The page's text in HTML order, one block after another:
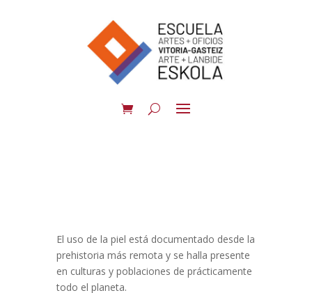
El uso de la piel está documentado desde la
prehistoria más remota y se halla presente
en culturas y poblaciones de prácticamente
todo el planeta.